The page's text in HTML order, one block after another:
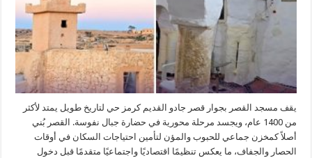
يقف مسجد القصر بجوار قصر جادو القديم كرمز حي لتاريخ طويل يمتد لأكثر
من 1400 عام، ويجسد مرحلة محورية في حضارة جبال نفوسة. القصر بُني
أصلاً كمخزن جماعي للحبوب والمؤن لتأمين احتياجات السكان في أوقات
الحصار والجفاف، ما يعكس تنظيمًا اقتصاديًا واجتماعيًا متقدمًا قبل دخول